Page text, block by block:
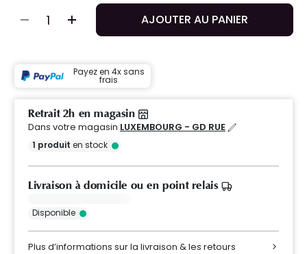
AJOUTER AU PANIER
Payez en 4x sans
frais
Retrait 2h en magasin
Dans votre magasin LUXEMBOURG - GD RUE
1 produit en stock
Livraison à domicile ou en point relais
Disponible
Plus d’informations sur la livraison & les retours